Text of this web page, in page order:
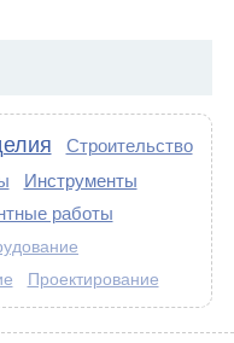
Строительство
Инструменты
работы
Проектирование